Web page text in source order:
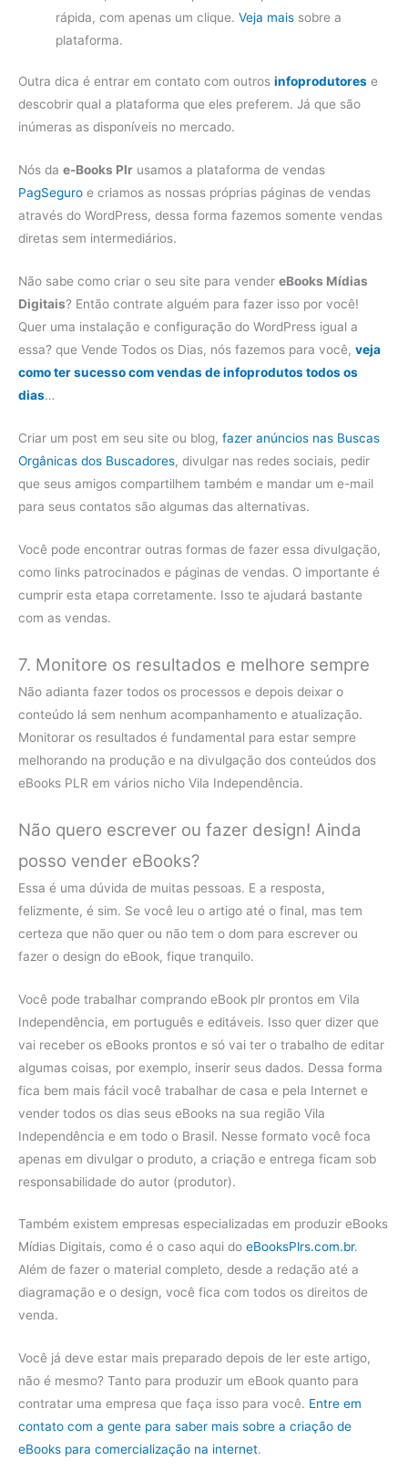
rápida, com apenas um clique.Veja mais sobre a
plataforma.
Outra dica é entrar em contato com outros infoprodutores e
descobrir qual a plataforma que eles preferem. Já que são
inúmeras as disponíveis no mercado.
Nós da e-Books Plr usamos a plataforma de vendas
PagSeguro e criamos as nossas próprias páginas de vendas
através do WordPress, dessa forma fazemos somente vendas
diretas sem intermediários.
Não sabe como criar o seu site para vender eBooks Mídias
Digitais? Então contrate alguém para fazer isso por você!
Quer uma instalação e configuração do WordPress igual a
essa? que Vende Todos os Dias, nós fazemos para você, veja
como ter sucesso com vendas de infoprodutos todos os
dias…
Criar um post em seu site ou blog, fazer anúncios nas Buscas
Orgânicas dos Buscadores, divulgar nas redes sociais, pedir
que seus amigos compartilhem também e mandar um e-mail
para seus contatos são algumas das alternativas.
Você pode encontrar outras formas de fazer essa divulgação,
como links patrocinados e páginas de vendas. O importante é
cumprir esta etapa corretamente. Isso te ajudará bastante
com as vendas.
7. Monitore os resultados e melhore sempre
Não adianta fazer todos os processos e depois deixar o
conteúdo lá sem nenhum acompanhamento e atualização.
Monitorar os resultados é fundamental para estar sempre
melhorando na produção e na divulgação dos conteúdos dos
eBooks PLR em vários nicho Vila Independência.
Não quero escrever ou fazer design! Ainda
posso vender eBooks?
Essa é uma dúvida de muitas pessoas. E a resposta,
felizmente, é sim. Se você leu o artigo até o final, mas tem
certeza que não quer ou não tem o dom para escrever ou
fazer o design do eBook, fique tranquilo.
Você pode trabalhar comprando eBook plr prontos em Vila
Independência, em português e editáveis. Isso quer dizer que
vai receber os eBooks prontos e só vai ter o trabalho de editar
algumas coisas, por exemplo, inserir seus dados. Dessa forma
fica bem mais fácil você trabalhar de casa e pela Internet e
vender todos os dias seus eBooks na sua região Vila
Independência e em todo o Brasil. Nesse formato você foca
apenas em divulgar o produto, a criação e entrega ficam sob
responsabilidade do autor (produtor).
Também existem empresas especializadas em produzir eBooks
Mídias Digitais, como é o caso aqui do eBooksPlrs.com.br.
Além de fazer o material completo, desde a redação até a
diagramação e o design, você fica com todos os direitos de
venda.
Você já deve estar mais preparado depois de ler este artigo,
não é mesmo? Tanto para produzir um eBook quanto para
contratar uma empresa que faça isso para você. Entre em
contato com a gente para saber mais sobre a criação de
eBooks para comercialização na internet.